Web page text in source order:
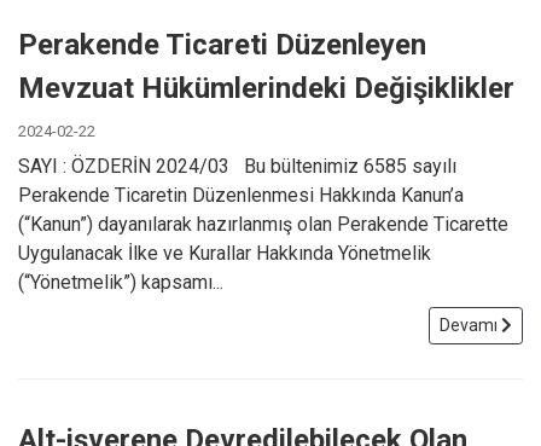
Perakende Ticareti Düzenleyen
Mevzuat Hükümlerindeki Değişiklikler
2024-02-22
SAYI : ÖZDERİN 2024/03 Bu bültenimiz 6585 sayılı
Perakende Ticaretin Düzenlenmesi Hakkında Kanun’a
(“Kanun”) dayanılarak hazırlanmış olan Perakende Ticarette
Uygulanacak İlke ve Kurallar Hakkında Yönetmelik
(“Yönetmelik”) kapsamı...
Devamı